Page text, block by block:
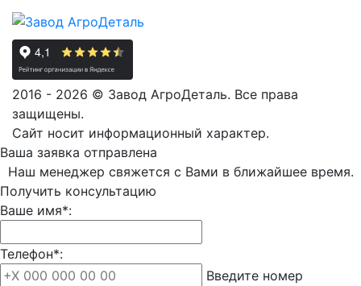
2016 - 2026 © Завод АгроДеталь. Все права
защищены.
Сайт носит информационный характер.
Ваша заявка отправлена
Наш менеджер свяжется с Вами в ближайшее время.
Получить консультацию
Ваше имя*:
Телефон*:
Введите номер